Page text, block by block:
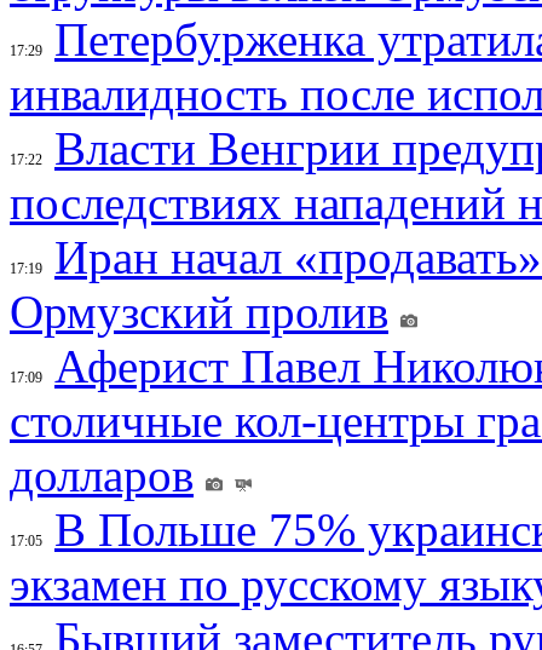
17:29
Петербурженка
инвалидность после
17:22
Власти Венгрии
последствиях нападений
17:19
Иран начал
Ормузский пролив
17:09
Аферист Павел
столичные кол-центры
долларов
17:05
В Польше 75%
экзамен по русскому
Бывший заместитель